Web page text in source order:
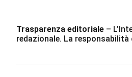
Trasparenza editoriale –
redazionale. La responsabilità